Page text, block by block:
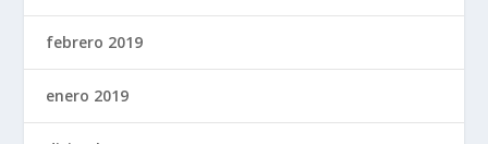
febrero 2019
enero 2019